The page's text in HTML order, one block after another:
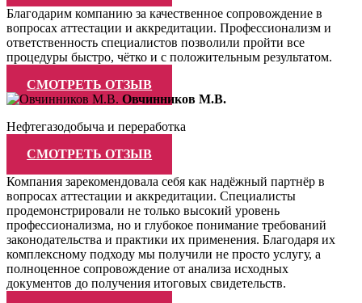
Благодарим компанию за качественное сопровождение в
вопросах аттестации и аккредитации. Профессионализм и
ответственность специалистов позволили пройти все
процедуры быстро, чётко и с положительным результатом.
СМОТРЕТЬ ОТЗЫВ
Овчинников М.В.
Нефтегазодобыча и переработка
СМОТРЕТЬ ОТЗЫВ
Компания зарекомендовала себя как надёжный партнёр в
вопросах аттестации и аккредитации. Специалисты
продемонстрировали не только высокий уровень
профессионализма, но и глубокое понимание требований
законодательства и практики их применения. Благодаря их
комплексному подходу мы получили не просто услугу, а
полноценное сопровождение от анализа исходных
документов до получения итоговых свидетельств.